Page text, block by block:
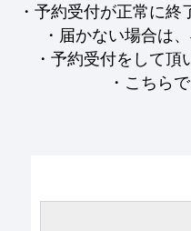
・予約受付が正常に終
・届かない場合は、
・予約受付をして頂
・こちら